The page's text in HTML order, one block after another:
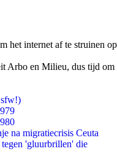
het internet af te struinen op
Arbo en Milieu, dus tijd om
na migratiecrisis Ceuta
'gluurbrillen' die